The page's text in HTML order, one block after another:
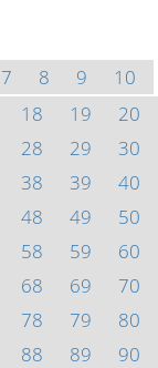
7 8 9
10
18 19
20
28 29
30
38 39
40
48 49
50
58 59
60
68 69
70
78 79
80
88 89
90